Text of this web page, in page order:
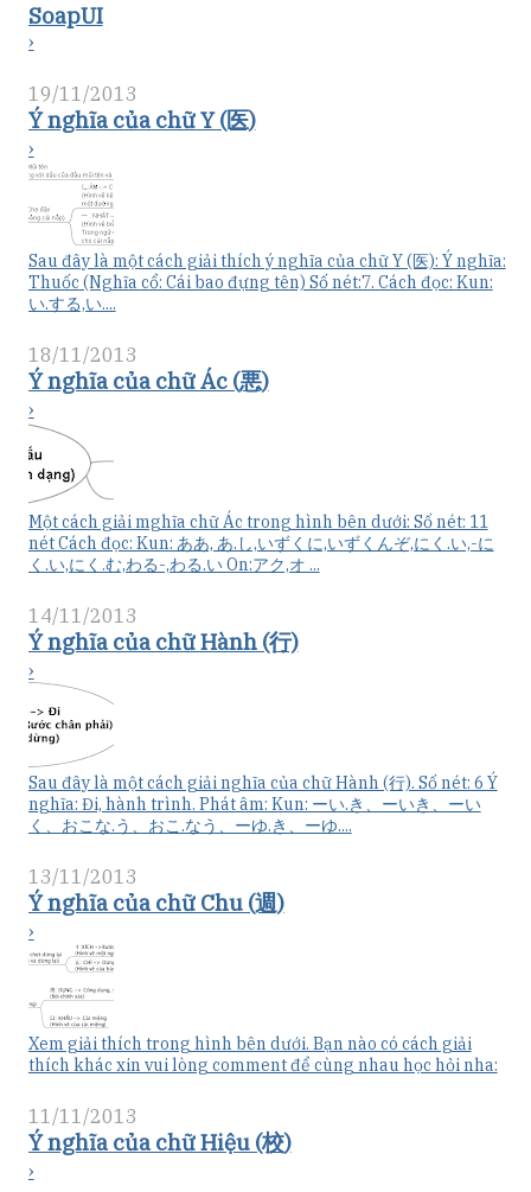
SoapUI
›
19/11/2013
Ý nghĩa của chữ Y (医)
›
Sau đây là một cách giải thích ý nghĩa của chữ Y (医): Ý nghĩa:
Thuốc (Nghĩa cổ: Cái bao đựng tên) Số nét:7. Cách đọc: Kun:
い.する,い....
18/11/2013
Ý nghĩa của chữ Ác (悪)
›
Một cách giải mghĩa chữ Ác trong hình bên dưới: Số nét: 11
nét Cách đọc: Kun: ああ, あ.し,いずくに,いずくんぞ,にく.い,-に
く.い,にく.む,わる-,わる.い On:アク,オ ...
14/11/2013
Ý nghĩa của chữ Hành (行)
›
Sau đây là một cách giải nghĩa của chữ Hành (行). Số nét: 6 Ý
nghĩa: Đi, hành trình. Phát âm: Kun: ーい.き、ーいき、ーい
く、おこな.う、おこ.なう、ーゆ.き、ーゆ....
13/11/2013
Ý nghĩa của chữ Chu (週)
›
Xem giải thích trong hình bên dưới. Bạn nào có cách giải
thích khác xin vui lòng comment để cùng nhau học hỏi nha:
11/11/2013
Ý nghĩa của chữ Hiệu (校)
›